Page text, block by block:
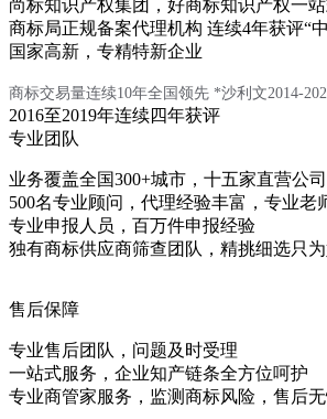
尚标知识产权集团，好商标知识产权一
商标局正规备案代理机构 连续4年获评“
国家高新，专精特新企业
商标交易量连续10年全国领先 *沙利文2014-
2016至2019年连续四年获评
专业团队
业务覆盖全国300+城市，十五家直营公司
500名专业顾问，代理经验丰富，专业老
专业申报人员，百万件申报经验
独有商标供应商筛查团队，精挑细选只
售后保障
专业售后团队，问题及时受理
一站式服务，企业知产链条全方位呵护
专业商管家服务，监测商标风险，售后